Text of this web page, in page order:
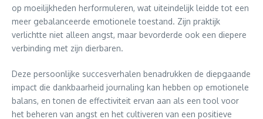
op moeilijkheden herformuleren, wat uiteindelijk leidde tot een
meer gebalanceerde emotionele toestand. Zijn praktijk
verlichtte niet alleen angst, maar bevorderde ook een diepere
verbinding met zijn dierbaren.
Deze persoonlijke succesverhalen benadrukken de diepgaande
impact die dankbaarheid journaling kan hebben op emotionele
balans, en tonen de effectiviteit ervan aan als een tool voor
het beheren van angst en het cultiveren van een positieve